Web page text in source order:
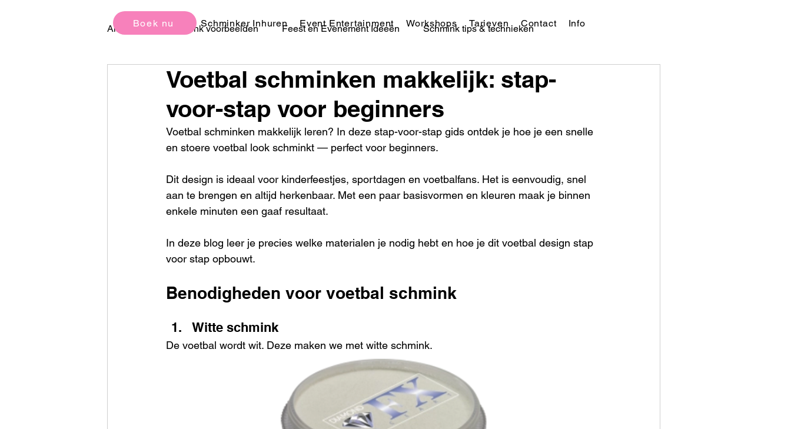
Boek nu Schminker Inhuren Event Entertainment Workshops Tarieven Contact Info
All Posts Schmink voorbeelden Feest en Evenement Ideeën Schmink tips & technieken
Kinderfeestjes Ideeën en Tips Festival Schmink & Makeup
Voetbal schminken makkelijk: stap-
voor-stap voor beginners
Voetbal schminken makkelijk leren? In deze stap-voor-stap gids ontdek je hoe je een snelle
en stoere voetbal look schminkt — perfect voor beginners.
Dit design is ideaal voor kinderfeestjes, sportdagen en voetbalfans. Het is eenvoudig, snel
aan te brengen en altijd herkenbaar. Met een paar basisvormen en kleuren maak je binnen
enkele minuten een gaaf resultaat.
In deze blog leer je precies welke materialen je nodig hebt en hoe je dit voetbal design stap
voor stap opbouwt.
Benodigheden voor voetbal schmink
Witte schmink
De voetbal wordt wit. Deze maken we met witte schmink.